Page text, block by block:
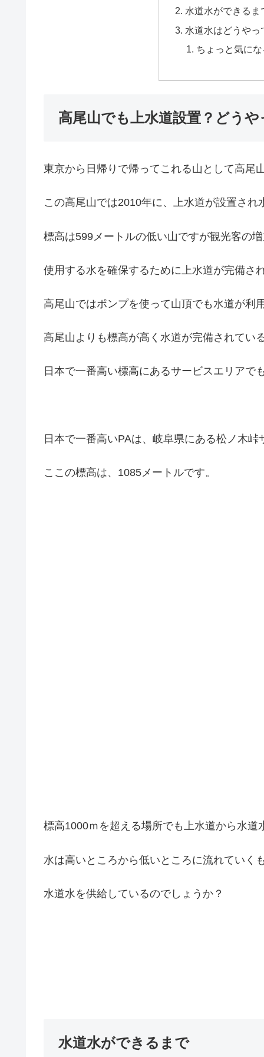
水道水ができるま
水道水はどうやっ
ちょっと気に
高尾山でも上水道設置？どうや
東京から日帰りで帰ってこれる山として高尾
この高尾山では2010年に、上水道が設置され
標高は599メートルの低い山ですが観光客の
使用する水を確保するために上水道が完備さ
高尾山ではポンプを使って山頂でも水道が利
高尾山よりも標高が高く水道が完備されてい
日本で一番高い標高にあるサービスエリアで
日本で一番高いPAは、岐阜県にある松ノ木峠
ここの標高は、1085メートルです。
標高1000ｍを超える場所でも上水道から水道
水は高いところから低いところに流れていく
水道水を供給しているのでしょうか？
水道水ができるまで